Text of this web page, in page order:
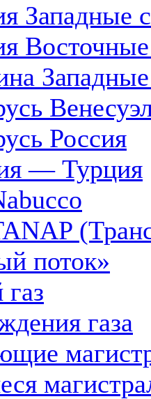
Западные
Россия
— Турция
поток»
газа